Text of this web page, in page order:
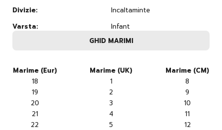
Divizie:
Incaltaminte
Varsta:
Infant
GHID MARIMI
Marime (Eur) Marime (UK)
Marime (CM)
18
1
8
19
2
9
20
3
10
21
4
11
22
5
12